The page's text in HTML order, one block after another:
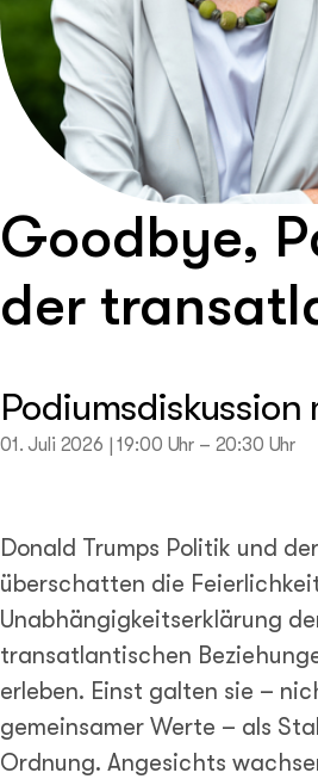
Goodbye,
der
01. Juli 2026 |19:00 Uhr – 20:30 Uhr
Donald Trumps Politik und
überschatten die
Unabhängigkeitserklärung
transatlantischen
erleben. Einst galten sie –
gemeinsamer Werte – als
Ordnung. Angesichts